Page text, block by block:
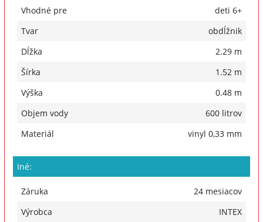
Vhodné pre
deti 6+
Tvar
obdĺžnik
Dĺžka
2.29 m
Šírka
1.52 m
Výška
0.48 m
Objem vody
600 litrov
Materiál
vinyl 0,33 mm
Iné:
Záruka
24 mesiacov
Výrobca
INTEX